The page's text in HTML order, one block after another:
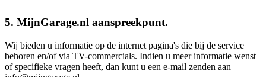
5. MijnGarage.nl aanspreekpunt.
Wij bieden u informatie op de internet pagina's die bij de service
behoren en/of via TV-commercials. Indien u meer informatie wenst
of specifieke vragen heeft, dan kunt u een e-mail zenden aan